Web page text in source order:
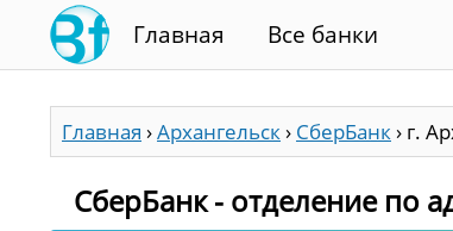
Главная Все банки
Главная ›Архангельск› СберБанк› г.
СберБанк - отделение по